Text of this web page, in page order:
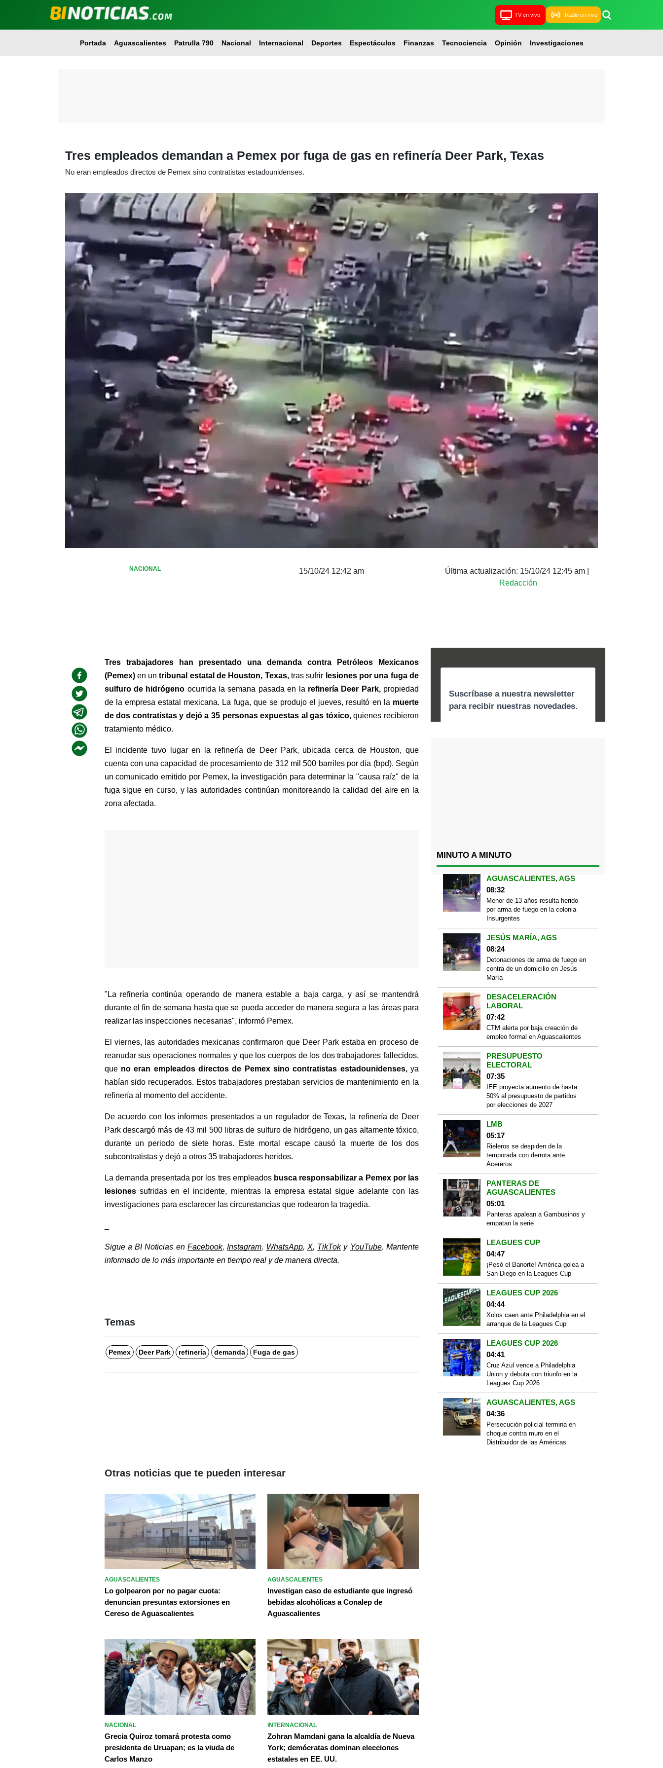
TV en vivo Radio en vivo
Portada Aguascalientes Patrulla 790 Nacional Internacional Deportes Espectáculos Finanzas Tecnociencia Opinión Investigaciones
Tres empleados demandan a Pemex por fuga de gas en refinería Deer Park, Texas
No eran empleados directos de Pemex sino contratistas estadounidenses.
NACIONAL 15/10/24 12:42 am Última actualización: 15/10/24 12:45 am
Redacción
Tres trabajadores han presentado una demanda contra Petróleos Mexicanos
(Pemex) en un tribunal estatal de Houston, Texas, tras sufrir lesiones por una fuga de
sulfuro de hidrógeno ocurrida la semana pasada en la refinería Deer Park, propiedad
de la empresa estatal mexicana. La fuga, que se produjo el jueves, resultó en la muerte
de dos contratistas y dejó a 35 personas expuestas al gas tóxico, quienes recibieron
tratamiento médico.
El incidente tuvo lugar en la refinería de Deer Park, ubicada cerca de Houston, que
cuenta con una capacidad de procesamiento de 312 mil 500 barriles por día (bpd). Según
un comunicado emitido por Pemex, la investigación para determinar la "causa raíz" de la
fuga sigue en curso, y las autoridades continúan monitoreando la calidad del aire en la
zona afectada.
"La refinería continúa operando de manera estable a baja carga, y así se mantendrá
durante el fin de semana hasta que se pueda acceder de manera segura a las áreas para
realizar las inspecciones necesarias", informó Pemex.
El viernes, las autoridades mexicanas confirmaron que Deer Park estaba en proceso de
reanudar sus operaciones normales y que los cuerpos de los dos trabajadores fallecidos,
que no eran empleados directos de Pemex sino contratistas estadounidenses, ya
habían sido recuperados. Estos trabajadores prestaban servicios de mantenimiento en la
refinería al momento del accidente.
De acuerdo con los informes presentados a un regulador de Texas, la refinería de Deer
Park descargó más de 43 mil 500 libras de sulfuro de hidrógeno, un gas altamente tóxico,
durante un periodo de siete horas. Este mortal escape causó la muerte de los dos
subcontratistas y dejó a otros 35 trabajadores heridos.
La demanda presentada por los tres empleados busca responsabilizar a Pemex por las
lesiones sufridas en el incidente, mientras la empresa estatal sigue adelante con las
investigaciones para esclarecer las circunstancias que rodearon la tragedia.
Sigue a BI Noticias en Facebook, Instagram, WhatsApp, X, TikTok y YouTube. Mantente
informado de lo más importante en tiempo real y de manera directa.
Temas
Pemex Deer Park refinería demanda Fuga de gas
MINUTO A MINUTO
AGUASCALIENTES, AGS
08:32
Menor de 13 años resulta herido
por arma de fuego en la colonia
Insurgentes
JESÚS MARÍA, AGS
08:24
Detonaciones de arma de fuego en
contra de un domicilio en Jesús
María
DESACELERACIÓN
LABORAL
07:42
CTM alerta por baja creación de
empleo formal en Aguascalientes
PRESUPUESTO
ELECTORAL
07:35
IEE proyecta aumento de hasta
50% al presupuesto de partidos
por elecciones de 2027
LMB
05:17
Rieleros se despiden de la
temporada con derrota ante
Acereros
PANTERAS DE
AGUASCALIENTES
05:01
Panteras apalean a Gambusinos y
empatan la serie
LEAGUES CUP
04:47
¡Pesó el Banorte! América golea a
San Diego en la Leagues Cup
LEAGUES CUP 2026
04:44
Xolos caen ante Philadelphia en el
arranque de la Leagues Cup
LEAGUES CUP 2026
04:41
Cruz Azul vence a Philadelphia
Union y debuta con triunfo en la
Leagues Cup 2026
AGUASCALIENTES, AGS
04:36
Persecución policial termina en
choque contra muro en el
Distribuidor de las Américas
Otras noticias que te pueden interesar
AGUASCALIENTES
Lo golpearon por no pagar cuota:
denuncian presuntas extorsiones en
Cereso de Aguascalientes
AGUASCALIENTES
Investigan caso de estudiante que ingresó
bebidas alcohólicas a Conalep de
Aguascalientes
NACIONAL
Grecia Quiroz tomará protesta como
presidenta de Uruapan; es la viuda de
Carlos Manzo
INTERNACIONAL
Zohran Mamdani gana la alcaldía de Nueva
York; demócratas dominan elecciones
estatales en EE. UU.